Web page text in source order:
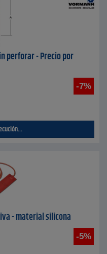
perforar - Precio por
-7%
- material silicona
-5%